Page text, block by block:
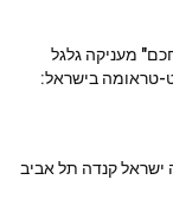
מעניקה גלגל
טראומה בישראל:
ישראל קנדה תל אביב